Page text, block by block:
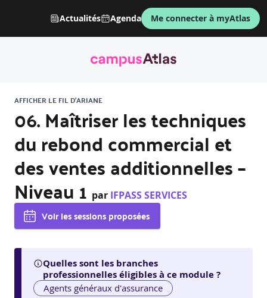
Actualités Agenda Me connecter à myAtlas
AFFICHER LE FIL D'ARIANE
06. Maîtriser les techniques
du rebond commercial et
des ventes additionnelles –
Niveau 1 par IFPASS SERVICES
Voir les sessions proposées
Quelles sont les branches
professionnelles éligibles à ce module ?
Agents généraux d'assurance